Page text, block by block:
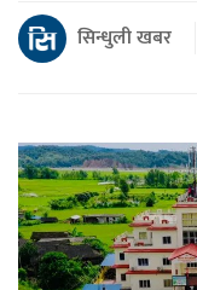
सिन्धुली खबर